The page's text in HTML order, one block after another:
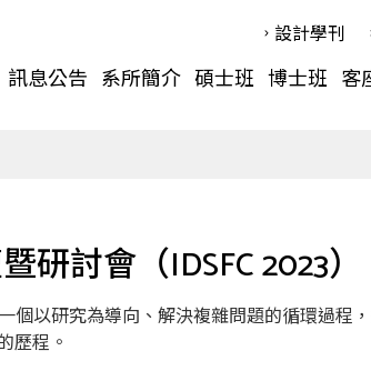
訊息公告 系所簡介 碩士班 博士班 客
設計學刊
討會（IDSFC 2023）
個以研究為導向、解決複雜問題的循環過
歷程。